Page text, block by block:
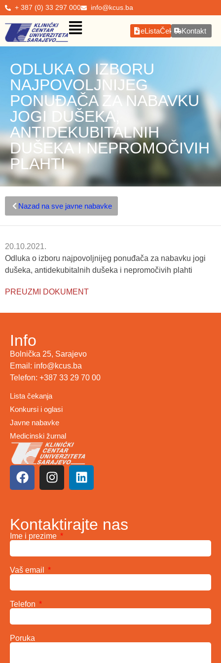
+ 387 (0) 33 297 000 info@kcus.ba
eListaČekanjaKontakt
ODLUKA O IZBORU
NAJPOVOLJNIJEG
PONUĐAČA ZA NABAVKU
JOGI DUŠEKA,
ANTIDEKUBITALNIH
DUŠEKA I NEPROMOČIVIH
PLAHTI
Nazad na sve javne nabavke
20.10.2021.
Odluka o izboru najpovoljnijeg ponuđača za nabavku jogi
dušeka, antidekubitalnih dušeka i nepromočivih plahti
PREUZMI DOKUMENT
Info
Bolnička 25, Sarajevo
Email: info@kcus.ba
Telefon: +387 33 29 70 00
Lista čekanja
Konkursi i oglasi
Javne nabavke
Medicinski žurnal
Kontaktirajte nas
Ime i prezime
Vaš email
Telefon
Poruka